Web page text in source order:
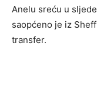
Anelu sreću u
saopćeno je iz
transfer.